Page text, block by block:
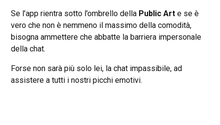
Se l’app rientra sotto l’ombrello della Public Arte se è
vero che non è nemmeno il massimo della comodità,
bisogna ammettere che abbatte la barriera impersonale
della chat.
Forse non sarà più solo lei, la chat impassibile, ad
assistere a tutti i nostri picchi emotivi.